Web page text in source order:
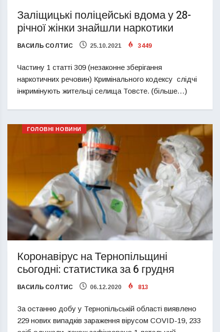
Заліщицькі поліцейські вдома у 28-
річної жінки знайшли наркотики
ВАСИЛЬ СОЛТИС 25.10.2021 3449
Частину 1 статті 309 (незаконне зберігання
наркотичних речовин) Кримінального кодексу слідчі
інкримінують жительці селища Товсте. (більше…)
ГОЛОВНІ НОВИНИ
Коронавірус на Тернопільщині
сьогодні: статистика за 6 грудня
ВАСИЛЬ СОЛТИС 06.12.2020 813
За останню добу у Тернопільській області виявлено
229 нових випадків зараження вірусом COVID-19, 233